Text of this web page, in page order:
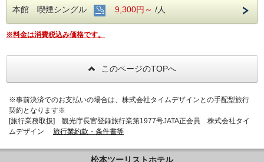
○全館Wi-Fi対応
○読み放題！約６２００冊の漫画コーナー
○セントラルフィットネス無料使用可（徒歩2分）
（北アルプスの天然水アルピナウォーター）
○無料貸出自転車あり
○マッサージ（20分2000円～）あり
【客室備品】
○マーガレット・ジョセフィンのヘアケアセットとボディー
○冷蔵庫
本館 喫煙シングル 9,300円～ /人
※料金は消費税込み価格です。
このページのTOPへ
※事前決済でのお支払いの場合は、株式会社タイムデザインとの手配型旅行
契約となります※
[旅行業務取扱] 観光庁長官登録旅行業第1977号JATA正会員 株式会社タイ
ムデザイン 旅行業約款・条件書等
松本ツーリストホテル